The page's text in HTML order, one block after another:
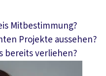
Mitbestimmung?
Projekte aussehen?
bereits verliehen?